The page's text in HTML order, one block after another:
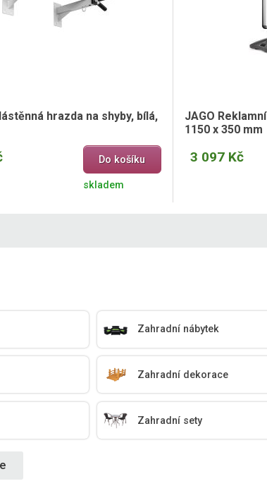
hrazda na shyby, bílá,
Do košíku
skladem
JAGO
1150 x 350 mm
3 097 Kč
Zahradní nábytek
Zahradní dekorace
Zahradní sety